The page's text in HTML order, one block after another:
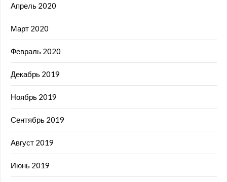
Апрель 2020
Март 2020
Февраль 2020
Декабрь 2019
Ноябрь 2019
Сентябрь 2019
Август 2019
Июнь 2019